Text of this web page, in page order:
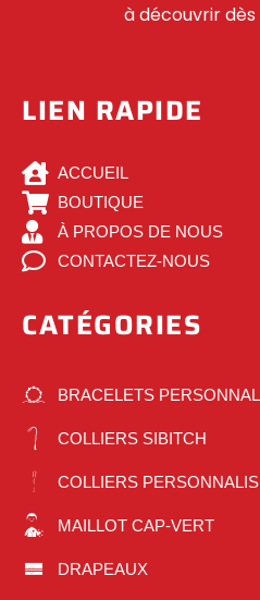
à découvrir
LIEN RAPIDE
ACCUEIL
BOUTIQUE
À PROPOS DE NOUS
CONTACTEZ-NOUS
CATÉGORIES
BRACELETS
COLLIERS SIBITCH
COLLIERS
MAILLOT CAP-VERT
DRAPEAUX